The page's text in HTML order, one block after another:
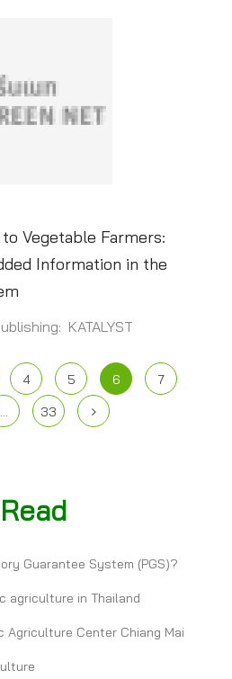
Vegetable Farmers:
Information in the
KATALYST
4 5 6
7
… 33
Guarantee System (PGS)?
agriculture in Thailand
Agriculture Center Chiang Mai